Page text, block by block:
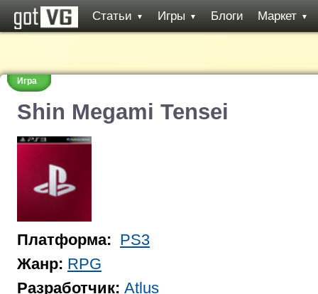
Статьи ▼ Игры ▼ Блоги Маркет ▼
Игра
Shin Megami Tensei
Платформа: PS3
Жанр: RPG
Разработчик: Atlus